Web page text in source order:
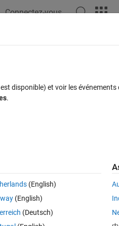
Connectez-vous
dans MATLAB Online
But it seems to be just
disponible) et voir les événements
.
(English)
(English)
(Deutsch)